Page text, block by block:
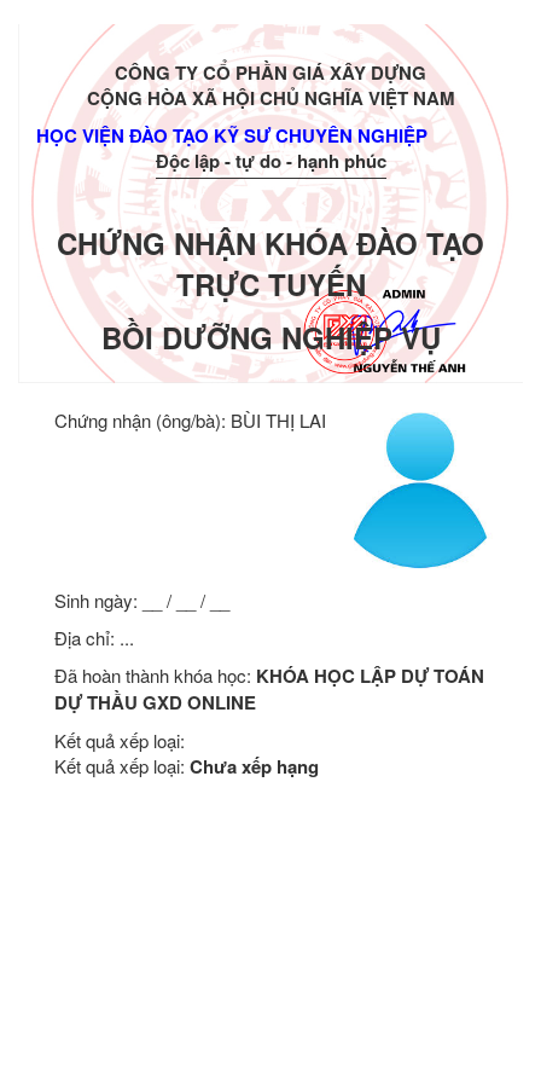
CÔNG TY CỔ PHẦN GIÁ XÂY DỰNG
CỘNG HÒA XÃ HỘI CHỦ NGHĨA VIỆT NAM
HỌC VIỆN ĐÀO TẠO KỸ SƯ CHUYÊN NGHIỆP
Độc lập - tự do - hạnh phúc
CHỨNG NHẬN KHÓA ĐÀO TẠO
TRỰC TUYẾN
BỒI DƯỠNG NGHIỆP VỤ
Chứng nhận (ông/bà): BÙI THỊ LAI
Sinh ngày: __ / __ / __
Địa chỉ: ...
Đã hoàn thành khóa học: KHÓA HỌC LẬP DỰ TOÁN
DỰ THẦU GXD ONLINE
Kết quả xếp loại:
Kết quả xếp loại: Chưa xếp hạng